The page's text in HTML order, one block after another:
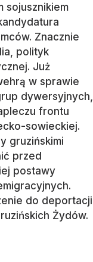
sojusznikiem
Znacznie
polityk
Już
w sprawie
dywersyjnych,
frontu
sowieckiej.
gruzińskimi
przed
postawy
do deportacji
Żydów.